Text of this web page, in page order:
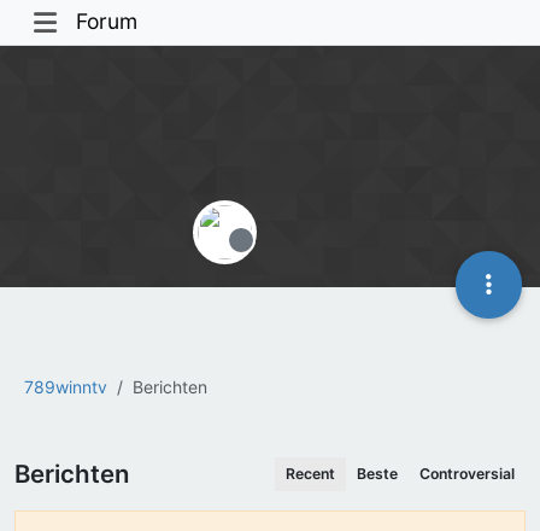
Forum
789winntv Berichten
Offline
Berichten Recent Beste Controversial